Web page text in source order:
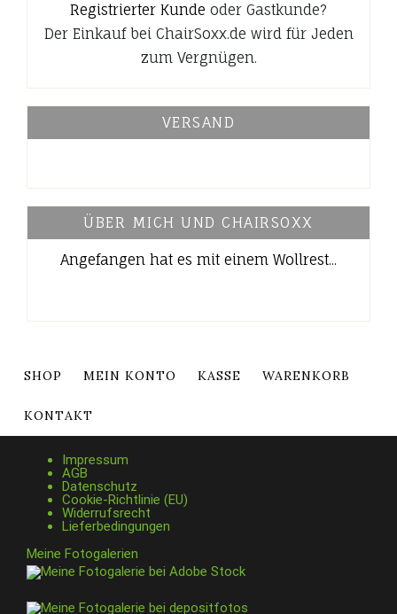
Registrierter Kunde oder Gastkunde?
Der Einkauf bei ChairSoxx.de wird für Jeden
zum Vergnügen.
VERSAND
ÜBER MICH UND CHAIRSOXX
Angefangen hat es mit einem Wollrest...
SHOP MEIN KONTO KASSE WARENKORB
KONTAKT
Impressum
AGB
Datenschutz
Cookie-Richtlinie (EU)
Widerrufsrecht
Lieferbedingungen
Meine Fotogalerien